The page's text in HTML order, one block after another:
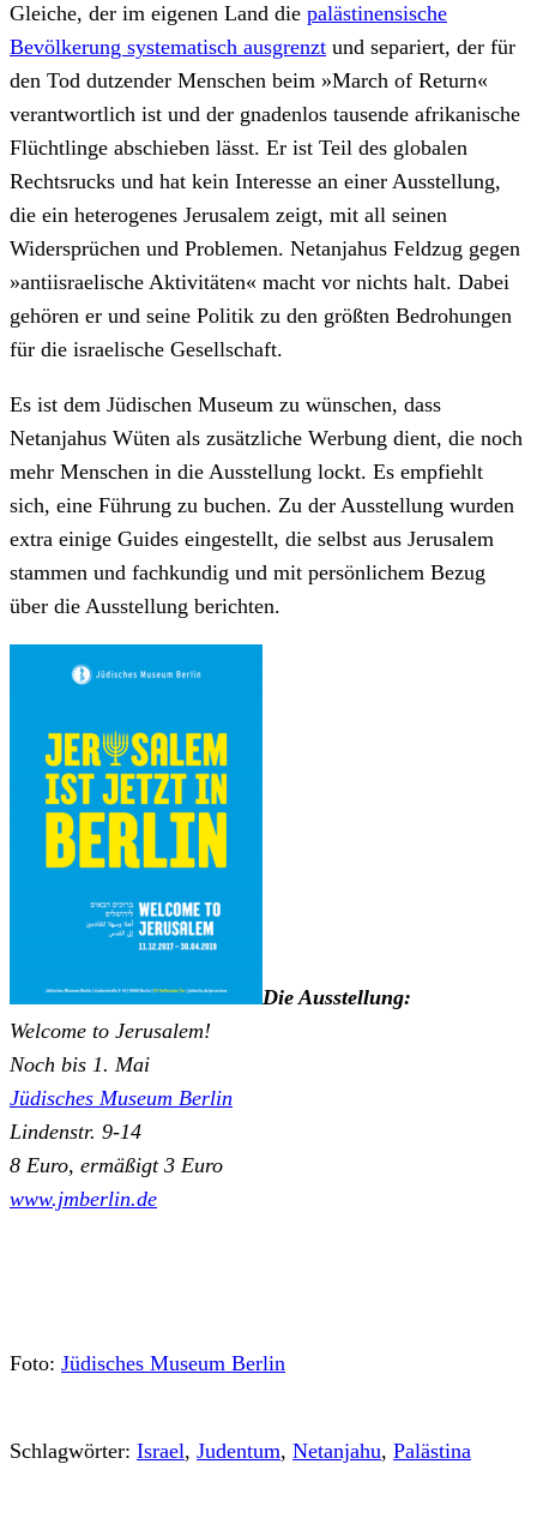
Gleiche, der im eigenen Land die palästinensische
Bevölkerung systematisch ausgrenzt und separiert, der für
den Tod dutzender Menschen beim »March of Return«
verantwortlich ist und der gnadenlos tausende afrikanische
Flüchtlinge abschieben lässt. Er ist Teil des globalen
Rechtsrucks und hat kein Interesse an einer Ausstellung,
die ein heterogenes Jerusalem zeigt, mit all seinen
Widersprüchen und Problemen. Netanjahus Feldzug gegen
»antiisraelische Aktivitäten« macht vor nichts halt. Dabei
gehören er und seine Politik zu den größten Bedrohungen
für die israelische Gesellschaft.
Es ist dem Jüdischen Museum zu wünschen, dass
Netanjahus Wüten als zusätzliche Werbung dient, die noch
mehr Menschen in die Ausstellung lockt. Es empfiehlt
sich, eine Führung zu buchen. Zu der Ausstellung wurden
extra einige Guides eingestellt, die selbst aus Jerusalem
stammen und fachkundig und mit persönlichem Bezug
über die Ausstellung berichten.
Die Ausstellung:
Welcome to Jerusalem!
Noch bis 1. Mai
Jüdisches Museum Berlin
Lindenstr. 9-14
8 Euro, ermäßigt 3 Euro
www.jmberlin.de
Foto: Jüdisches Museum Berlin
Schlagwörter: Israel, Judentum, Netanjahu, Palästina